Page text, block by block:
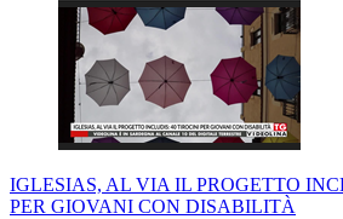
IGLESIAS, AL VIA IL PROGETTO
PER GIOVANI CON DISABILITÀ